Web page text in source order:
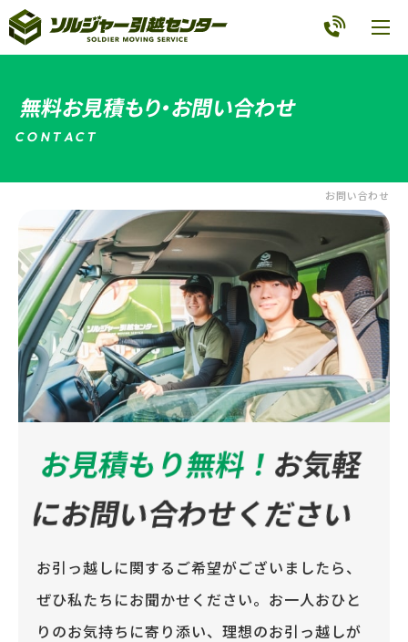
お問い合わせ
無料お見積もり・お問い合わせ
CONTACT
お見積もり無料！お気軽
にお問い合わせください
お引っ越しに関するご希望がございましたら、
ぜひ私たちにお聞かせください。お一人おひと
りのお気持ちに寄り添い、理想のお引っ越しが